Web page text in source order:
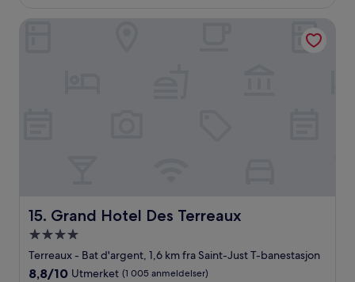
15. Grand Hotel Des Terreaux
Grand Hotel Des Terreaux
Overnattingssted
med
4.0
Terreaux - Bat d'argent, 1,6 km fra Saint-Just T-banestasjon
8.8
8,8/10 Utmerket (1 005 anmeldelser)